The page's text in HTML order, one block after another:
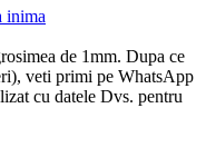
inima
de 1mm. Dupa ce
veti primi pe WhatsApp
cu datele Dvs. pentru